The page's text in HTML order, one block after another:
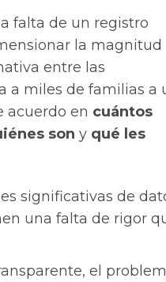
falta de un registro
la magnitud
entre las
a miles de familias a
acuerdo en cuántos
son y qué les
significativas de
una falta de rigor
el